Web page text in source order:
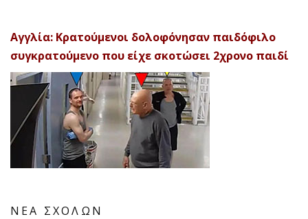
Αγγλία: Κρατούμενοι δολοφόνησαν παιδόφιλο
συγκρατούμενο που είχε σκοτώσει 2χρονο παιδί
ΝΕΑ ΣΧΟΛΩΝ